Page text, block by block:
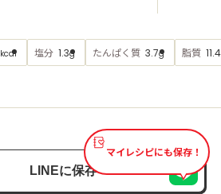
とは
kcal 塩分 1.3g たんぱく質 3.7g 脂質 11.4
マイレシピにも保存！
LINEに保存